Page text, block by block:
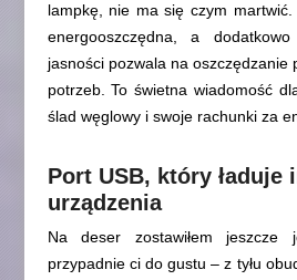
lampkę, nie ma się czym martwić.
energooszczędna, a
jasności pozwala na oszczędzanie
potrzeb. To świetna wiadomość
ślad węglowy i swoje rachunki za
Port USB, który ładuje
urządzenia
Na deser zostawiłem jeszcze
przypadnie ci do gustu – z tyłu